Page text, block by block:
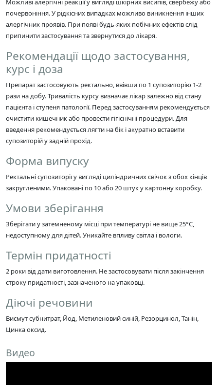
Можливі алергічні реакції у вигляді шкірних висипів, свербежу або
почервоніння. У рідкісних випадках можливо виникнення інших
алергічних проявів. При появі будь-яких побічних ефектів слід
припинити застосування та звернутися до лікаря.
Рекомендації щодо застосування,
курс і доза
Препарат застосовують ректально, ввівши по 1 супозиторію 1-2
рази на добу. Тривалість курсу визначає лікар залежно від стану
пацієнта і ступеня патології. Перед застосуванням рекомендується
очистити кишечник або провести гігієнічні процедури. Для
введення рекомендується лягти на бік і акуратно вставити
супозиторій у задній прохід.
Форма випуску
Ректальні супозиторії у вигляді циліндричних свічок з обох кінців
закругленими. Упаковані по 10 або 20 штук у картонну коробку.
Умови зберігання
Зберігати у затемненому місці при температурі не вище 25°C,
недоступному для дітей. Уникайте впливу світла і вологи.
Термін придатності
2 роки від дати виготовлення. Не застосовувати після закінчення
строку придатності, зазначеного на упаковці.
Діючі речовини
Висмут субнитрат, Йод, Метиленовий синій, Резорцинол, Танін,
Цинка оксид.
Видео